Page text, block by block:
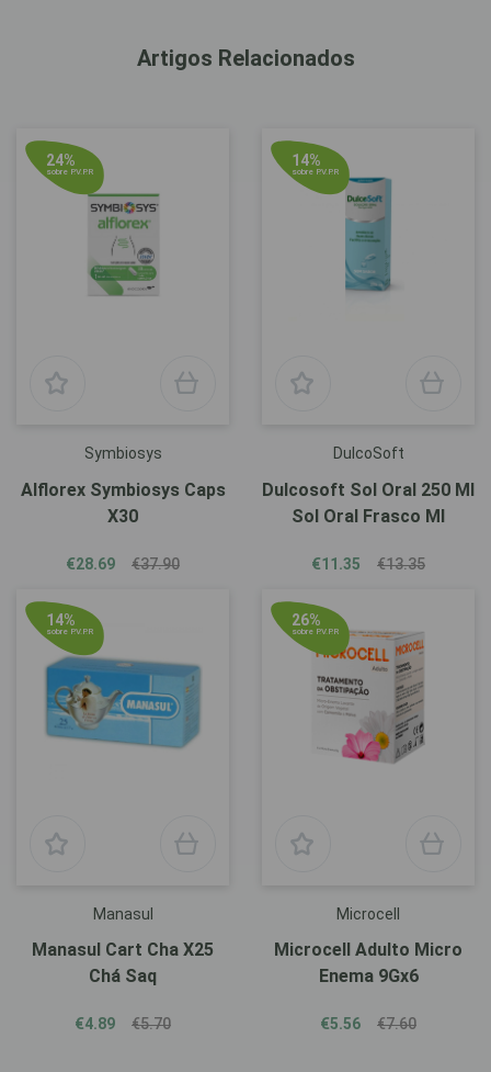
Artigos Relacionados
24%
sobre P.V.P.R
Symbiosys
Alflorex Symbiosys Caps
X30
€28.69 €37.90
14%
sobre P.V.P.R
DulcoSoft
Dulcosoft Sol Oral 250 Ml
Sol Oral Frasco Ml
€11.35 €13.35
14%
sobre P.V.P.R
Manasul
Manasul Cart Cha X25
Chá Saq
€4.89 €5.70
26%
sobre P.V.P.R
Microcell
Microcell Adulto Micro
Enema 9Gx6
€5.56 €7.60